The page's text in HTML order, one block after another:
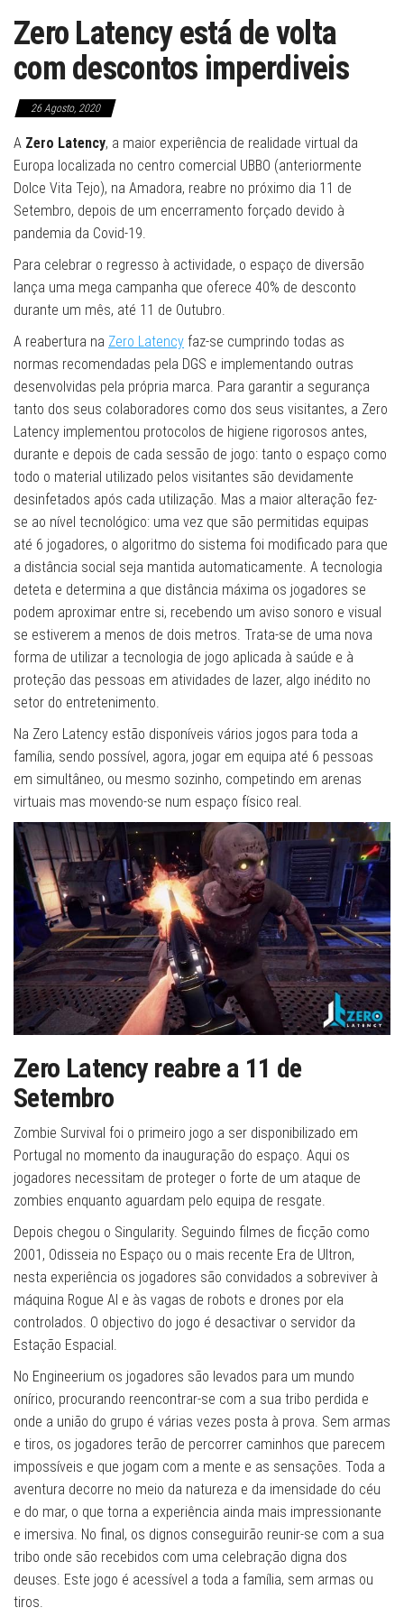
Zero Latency está de volta
com descontos imperdiveis
26 Agosto, 2020
A Zero Latency, a maior experiência de realidade virtual da
Europa localizada no centro comercial UBBO (anteriormente
Dolce Vita Tejo), na Amadora, reabre no próximo dia 11 de
Setembro, depois de um encerramento forçado devido à
pandemia da Covid-19.
Para celebrar o regresso à actividade, o espaço de diversão
lança uma mega campanha que oferece 40% de desconto
durante um mês, até 11 de Outubro.
A reabertura na Zero Latency faz-se cumprindo todas as
normas recomendadas pela DGS e implementando outras
desenvolvidas pela própria marca. Para garantir a segurança
tanto dos seus colaboradores como dos seus visitantes, a Zero
Latency implementou protocolos de higiene rigorosos antes,
durante e depois de cada sessão de jogo: tanto o espaço como
todo o material utilizado pelos visitantes são devidamente
desinfetados após cada utilização. Mas a maior alteração fez-
se ao nível tecnológico: uma vez que são permitidas equipas
até 6 jogadores, o algoritmo do sistema foi modificado para que
a distância social seja mantida automaticamente. A tecnologia
deteta e determina a que distância máxima os jogadores se
podem aproximar entre si, recebendo um aviso sonoro e visual
se estiverem a menos de dois metros. Trata-se de uma nova
forma de utilizar a tecnologia de jogo aplicada à saúde e à
proteção das pessoas em atividades de lazer, algo inédito no
setor do entretenimento.
Na Zero Latency estão disponíveis vários jogos para toda a
família, sendo possível, agora, jogar em equipa até 6 pessoas
em simultâneo, ou mesmo sozinho, competindo em arenas
virtuais mas movendo-se num espaço físico real.
Zero Latency reabre a 11 de
Setembro
Zombie Survival foi o primeiro jogo a ser disponibilizado em
Portugal no momento da inauguração do espaço. Aqui os
jogadores necessitam de proteger o forte de um ataque de
zombies enquanto aguardam pelo equipa de resgate.
Depois chegou o Singularity. Seguindo filmes de ficção como
2001, Odisseia no Espaço ou o mais recente Era de Ultron,
nesta experiência os jogadores são convidados a sobreviver à
máquina Rogue AI e às vagas de robots e drones por ela
controlados. O objectivo do jogo é desactivar o servidor da
Estação Espacial.
No Engineerium os jogadores são levados para um mundo
onírico, procurando reencontrar-se com a sua tribo perdida e
onde a união do grupo é várias vezes posta à prova. Sem armas
e tiros, os jogadores terão de percorrer caminhos que parecem
impossíveis e que jogam com a mente e as sensações. Toda a
aventura decorre no meio da natureza e da imensidade do céu
e do mar, o que torna a experiência ainda mais impressionante
e imersiva. No final, os dignos conseguirão reunir-se com a sua
tribo onde são recebidos com uma celebração digna dos
deuses. Este jogo é acessível a toda a família, sem armas ou
tiros.